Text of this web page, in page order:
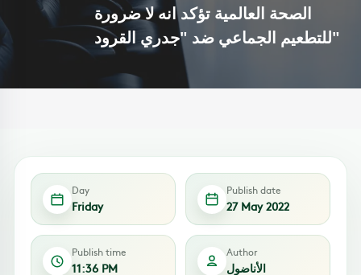
الصحة العالمية تؤكد انه لا ضرورة
للتطعيم الجماعي ضد "جدري القرود"
Day
Friday
Publish date
27 May 2022
Publish time
11:36 PM
Author
الأناضول